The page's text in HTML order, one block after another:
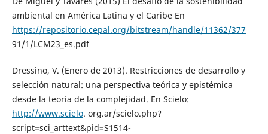
ambiental en América Latina y el Caribe En
https://repositorio.cepal.org/bitstream/handle/11362/377
91/1/LCM23_es.pdf
Dressino, V. (Enero de 2013). Restricciones de desarrollo y
selección natural: una perspectiva teórica y epistémica
desde la teoría de la complejidad. En Scielo:
http://www.scielo. org.ar/scielo.php?
script=sci_arttext&pid=S1514-